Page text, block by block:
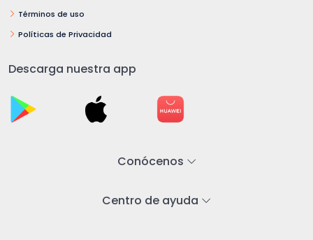
Términos de uso
Políticas de Privacidad
Descarga nuestra app
Conócenos
Centro de ayuda